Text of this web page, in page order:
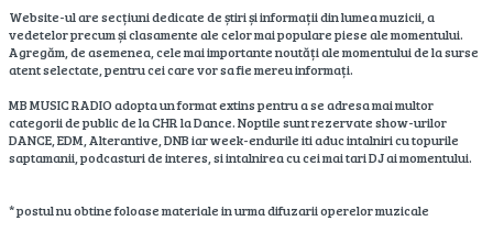
Website-ul are secțiuni dedicate de știri și informații din lumea muzicii, a
vedetelor precum și clasamente ale celor mai populare piese ale momentului.
Agregăm, de asemenea, cele mai importante noutăți ale momentului de la surse
atent selectate, pentru cei care vor sa fie mereu informați.
MB MUSIC RADIO adopta un format extins pentru a se adresa mai multor
categorii de public de la CHR la Dance. Noptile sunt rezervate show-urilor
DANCE, EDM, Alterantive, DNB iar week-endurile iti aduc intalniri cu topurile
saptamanii, podcasturi de interes, si intalnirea cu cei mai tari DJ ai momentului.
* postul nu obtine foloase materiale in urma difuzarii operelor muzicale